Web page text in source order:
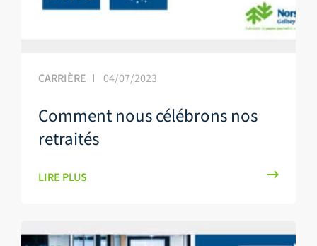
CARRIÈRE 04/07/2023
Comment nous célébrons nos
retraités
LIRE PLUS